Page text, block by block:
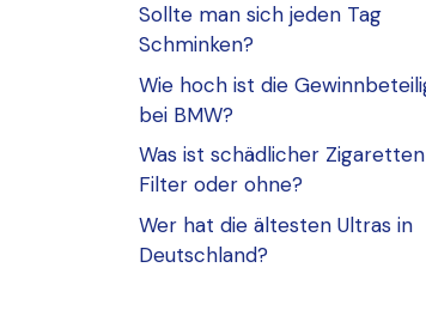
Sollte man sich jeden Tag
Schminken?
Wie hoch ist die
bei BMW?
Was ist schädlicher
Filter oder ohne?
Wer hat die ältesten Ultras in
Deutschland?